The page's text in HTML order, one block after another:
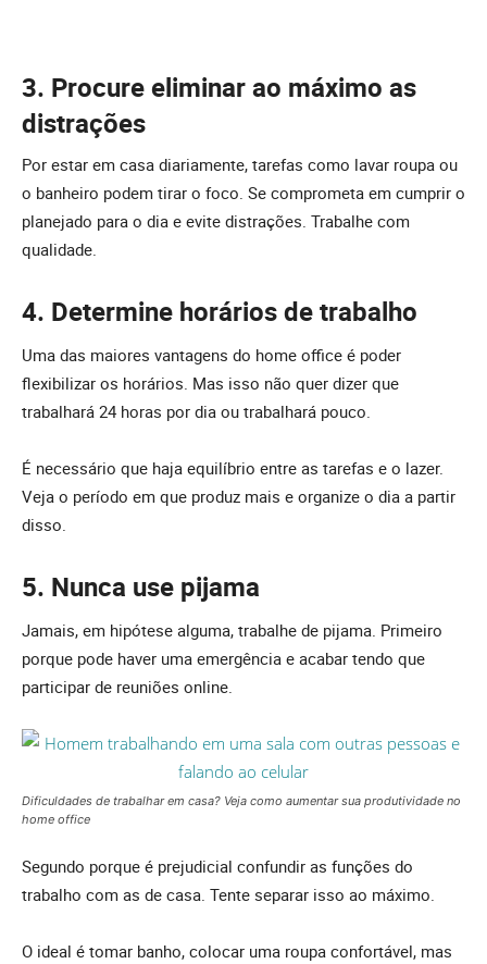
3. Procure eliminar ao máximo as
distrações
Por estar em casa diariamente, tarefas como lavar roupa ou
o banheiro podem tirar o foco. Se comprometa em cumprir o
planejado para o dia e evite distrações. Trabalhe com
qualidade.
4. Determine horários de trabalho
Uma das maiores vantagens do home office é poder
flexibilizar os horários. Mas isso não quer dizer que
trabalhará 24 horas por dia ou trabalhará pouco.
É necessário que haja equilíbrio entre as tarefas e o lazer.
Veja o período em que produz mais e organize o dia a partir
disso.
5. Nunca use pijama
Jamais, em hipótese alguma, trabalhe de pijama. Primeiro
porque pode haver uma emergência e acabar tendo que
participar de reuniões online.
Dificuldades de trabalhar em casa? Veja como aumentar sua produtividade no
home office
Segundo porque é prejudicial confundir as funções do
trabalho com as de casa. Tente separar isso ao máximo.
O ideal é tomar banho, colocar uma roupa confortável, mas